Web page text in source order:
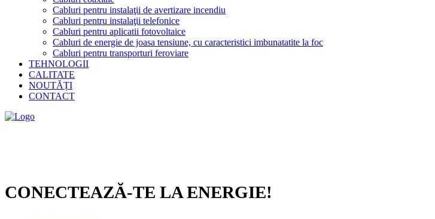
Cabluri pentru instalaţii de avertizare incendiu
Cabluri pentru instalaţii telefonice
Cabluri pentru aplicatii fotovoltaice
Cabluri de energie de joasa tensiune, cu caracteristici imbunatatite la foc
Cabluri pentru transporturi feroviare
TEHNOLOGII
CALITATE
NOUTĂȚI
CONTACT
CONECTEAZĂ-TE LA ENERGIE!